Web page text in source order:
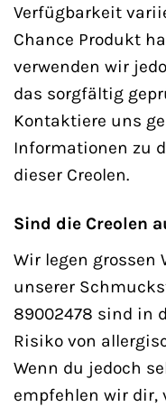
Verfügbarkeit
Chance Produkt
verwenden wir
das sorgfältig
Kontaktiere uns
Informationen zu
dieser Creolen.
Sind die Creolen
Wir legen grossen
unserer
89002478 sind in
Risiko von
Wenn du jedoch
empfehlen wir dir,